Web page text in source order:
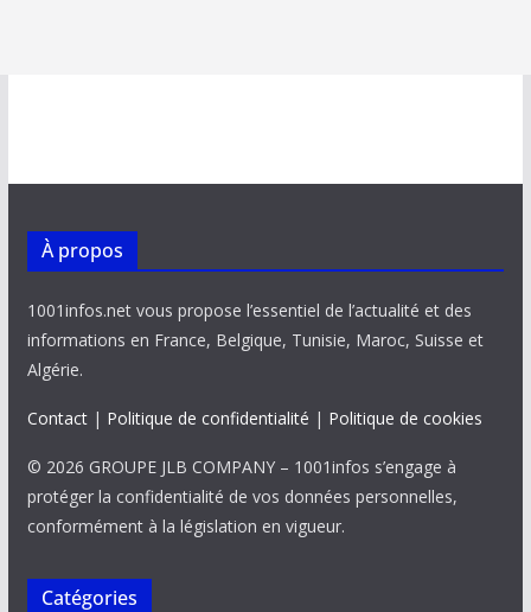
À propos
1001infos.net vous propose l’essentiel de l’actualité et des
informations en France, Belgique, Tunisie, Maroc, Suisse et
Algérie.
Contact| Politique de confidentialité | Politique de cookies
© 2026 GROUPE JLB COMPANY – 1001infos s’engage à
protéger la confidentialité de vos données personnelles,
conformément à la législation en vigueur.
Catégories